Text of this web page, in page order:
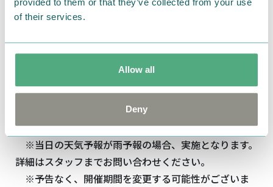
of their services.
Allow all
Deny
雨の日にKOKEMUS内の店舗をご利用いただいた方
に、オリジナルデザインのポストカードをプレゼン
ト。
■開催期間：2026年5月16日（土）～6月30日（火）
※当日の天気予報が雨予報の場合、実施となります。
詳細はスタッフまでお問い合わせください。
※予告なく、開催期間を変更する可能性がございま